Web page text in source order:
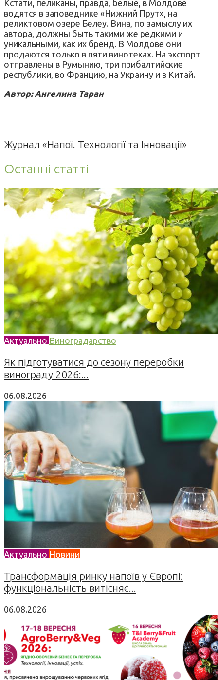
Кстати, пеликаны, правда, белые, в Молдове
водятся в заповеднике «Нижний Прут», на
реликтовом озере Белеу. Вина, по замыслу их
автора, должны быть такими же редкими и
уникальными, как их бренд. В Молдове они
продаются только в пяти винотеках. На экспорт
отправлены в Румынию, три прибалтийские
республики, во Францию, на Украину и в Китай.
Автор: Ангелина Таран
Журнал «Напої. Технології та Інновації»
Останні статті
Актуально Виноградарство
Як підготуватися до сезону переробки
винограду 2026:...
06.08.2026
Актуально Новини
Трансформація ринку напоїв у Європі:
функціональність витісняє...
06.08.2026